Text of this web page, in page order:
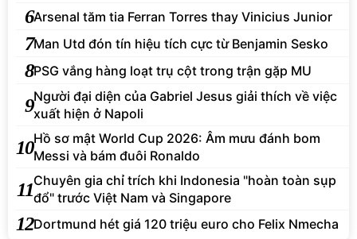
6Arsenal tăm tia Ferran Torres thay Vinicius Junior
7Man Utd đón tín hiệu tích cực từ Benjamin Sesko
8PSG vắng hàng loạt trụ cột trong trận gặp MU
9Người đại diện của Gabriel Jesus giải thích về việc
xuất hiện ở Napoli
10Hồ sơ mật World Cup 2026: Âm mưu đánh bom
Messi và bám đuôi Ronaldo
11Chuyên gia chỉ trích khi Indonesia "hoàn toàn sụp
đổ" trước Việt Nam và Singapore
12Dortmund hét giá 120 triệu euro cho Felix Nmecha